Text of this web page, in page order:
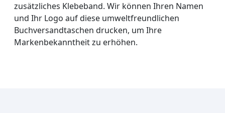
zusätzliches Klebeband. Wir können Ihren Namen
und Ihr Logo auf diese umweltfreundlichen
Buchversandtaschen drucken, um Ihre
Markenbekanntheit zu erhöhen.